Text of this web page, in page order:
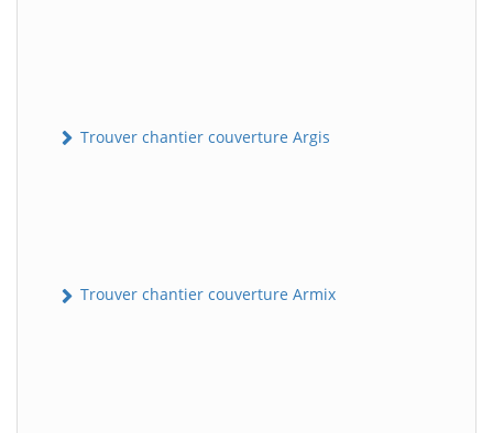
Trouver chantier couverture Argis
Trouver chantier couverture Armix